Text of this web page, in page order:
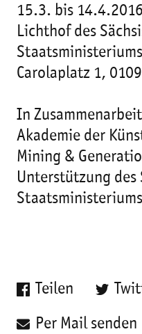
15.3. bis
Lichthof des
Carolaplatz 1,
In
Akademie der
Mining &
Unterstützung des
Teilen
Per Mail senden